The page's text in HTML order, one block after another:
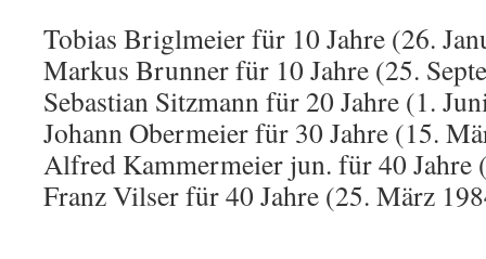
Tobias Briglmeier für 10 Jahre (26.
Markus Brunner für 10 Jahre (25.
Sebastian Sitzmann für 20 Jahre (1.
Johann Obermeier für 30 Jahre (15.
Alfred Kammermeier jun. für 40 Jahre
Franz Vilser für 40 Jahre (25. März